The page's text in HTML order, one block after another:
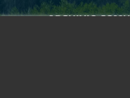
ARCHIVIO